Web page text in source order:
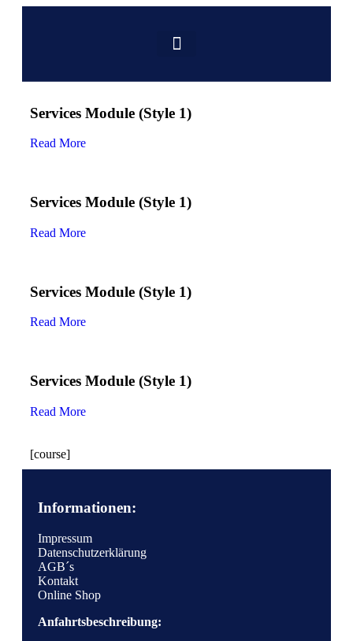
Services Module (Style 1)
Read More
Services Module (Style 1)
Read More
Services Module (Style 1)
Read More
Services Module (Style 1)
Read More
[course]
Informationen:
Impressum
Datenschutzerklärung
AGB´s
Kontakt
Online Shop
Anfahrtsbeschreibung: